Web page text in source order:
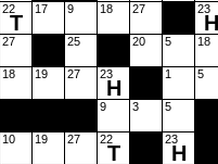
22
Т
17 9 18 27 23
Н
27 25 20 5 18
18 19 27 23
Н
1 5
9 3 5
10 19 27 22
Т
23
Н